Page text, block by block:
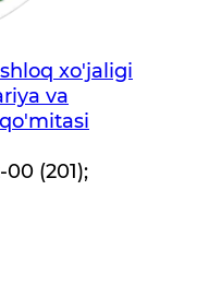
xo'jaligi
va
00 (201);